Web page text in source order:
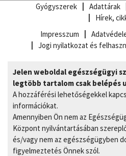
Gyógyszerek Adattárak
Hírek,
Impresszum
Jogi nyilatkozat és
Jelen weboldal egészségügyi
legtöbb tartalom csak belépés
A hozzáférési lehetőségekkel
információkat.
Amennyiben Ön nem az
Központ nyilvántartásában
és/vagy nem az egészségügyben
figyelmeztetés Önnek szól.